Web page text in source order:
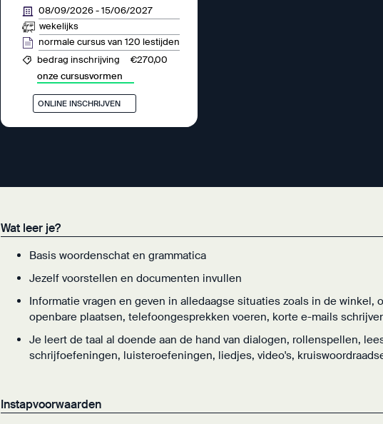
08/09/2026-15/06/2027
wekelijks
normale cursus van 120 lestijden
bedrag inschrijving
€270,00
onze cursusvormen
ONLINE INSCHRIJVEN
Wat leer je?
Basis woordenschat en grammatica
Jezelf voorstellen en documenten invullen
Informatie vragen en geven in alledaagse situaties zoals in de winkel,
openbare plaatsen, telefoongesprekken voeren, korte e-mails
Je leert de taal al doende aan de hand van dialogen, rollenspellen,
schrijfoefeningen, luisteroefeningen, liedjes, video's,
Instapvoorwaarden